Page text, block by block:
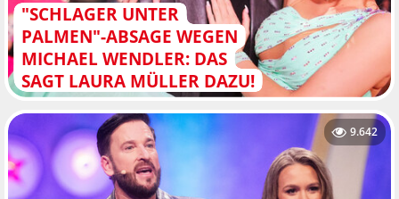
"SCHLAGER UNTER
PALMEN"-ABSAGE WEGEN
MICHAEL WENDLER: DAS
SAGT LAURA MÜLLER DAZU!
9.642